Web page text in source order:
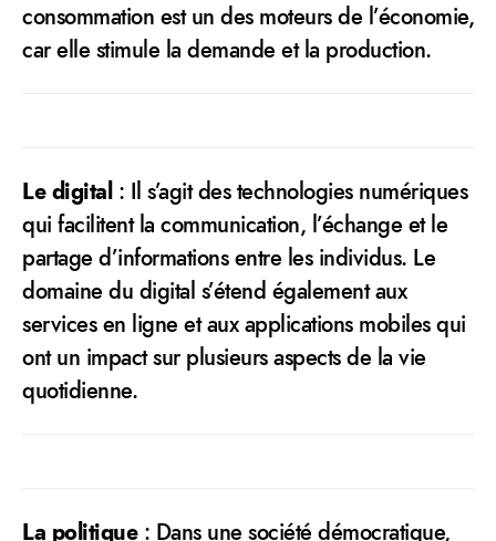
consommation est un des moteurs de l’économie,
car elle stimule la demande et la production.
Le digital: Il s’agit des technologies numériques
qui facilitent la communication, l’échange et le
partage d’informations entre les individus. Le
domaine du digital s’étend également aux
services en ligne et aux applications mobiles qui
ont un impact sur plusieurs aspects de la vie
quotidienne.
La politique: Dans une société démocratique,